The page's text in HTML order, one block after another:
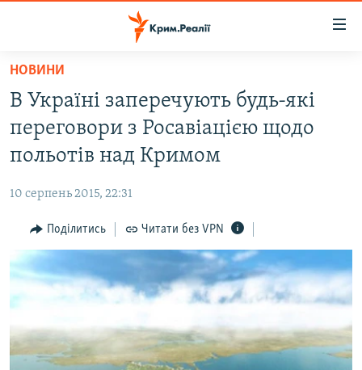
Перейти
основного
матеріалу
Перейти
до
основної
навігації
Перейти
пошуку
ВОДА.КРИМ
ВІДЕО ТА ФОТО
БЛОГИ
ПОГЛЯД
ІНТЕРВ'Ю
ВСЕ ЗА ДЕНЬ
ДЕПОРТАЦІЯ
ЯК ОБІЙТИ БЛОКУВАННЯ
НОВИНИ
В Україні заперечують будь-які
переговори з Росавіацією щодо
польотів над Кримом
10 серпень 2015, 22:31
Поділитись Читати без VPN